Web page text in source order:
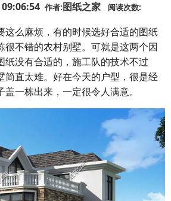
作者:图纸之家 阅读次数:
这么麻烦，有的时候选好合适的图纸
很不错的农村别墅。可就是这两个因
纸没有合适的，施工队的技术不过
简直太难。好在今天的户型，很是经
一栋出来，一定很令人满意。